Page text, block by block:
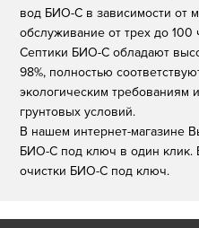
вод БИО-С в зависимости от
обслуживание от трех до 100
Септики БИО-С обладают
98%, полностью
экологическим требованиям
грунтовых условий.
В нашем интернет-магазине
БИО-С под ключ в один клик.
очистки БИО-С под ключ.